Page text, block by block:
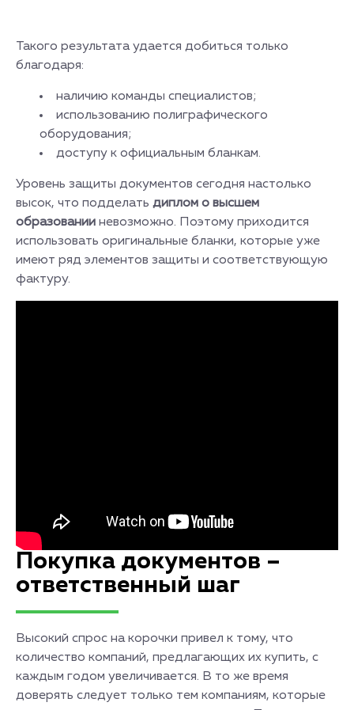
Такого результата удается добиться только
благодаря:
наличию команды специалистов;
использованию полиграфического
оборудования;
доступу к официальным бланкам.
Уровень защиты документов сегодня настолько
высок, что подделать диплом о высшем
образовании невозможно. Поэтому приходится
использовать оригинальные бланки, которые уже
имеют ряд элементов защиты и соответствующую
фактуру.
Покупка документов –
ответственный шаг
Высокий спрос на корочки привел к тому, что
количество компаний, предлагающих их купить, с
каждым годом увеличивается. В то же время
доверять следует только тем компаниям, которые